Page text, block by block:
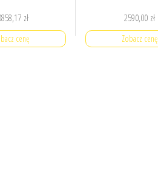
zł
cenę
2590,00 zł
Zobacz cenę